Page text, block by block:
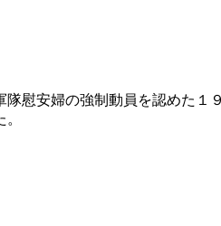
慰安婦の強制動員を認めた